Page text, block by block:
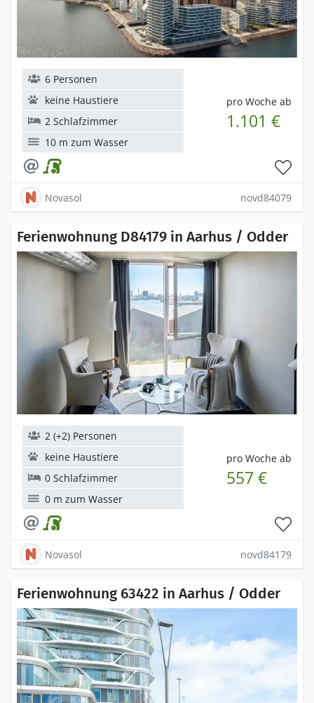
pro Woche ab
1.101 €
6 Personen
keine Haustiere
2 Schlafzimmer
10 m zum Wasser
Novasol novd84079
Ferienwohnung D84179 in Aarhus / Odder
pro Woche ab
557 €
2 (+2) Personen
keine Haustiere
0 Schlafzimmer
0 m zum Wasser
Novasol novd84179
Ferienwohnung 63422 in Aarhus / Odder